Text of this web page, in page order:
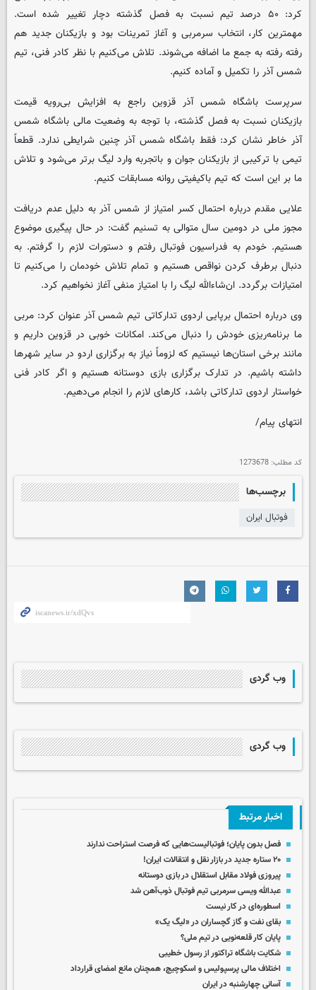
کرد: ۵۰ درصد تیم نسبت به فصل گذشته دچار تغییر شده است.
مهمترین کار، انتخاب سرمربی و آغاز تمرینات بود و بازیکنان جدید هم
رفته رفته به جمع ما اضافه می‌شوند. تلاش می‌کنیم با نظر کادر فنی، تیم
شمس آذر را تکمیل و آماده کنیم.
سرپرست باشگاه شمس آذر قزوین راجع به افزایش بی‌رویه قیمت
بازیکنان نسبت به فصل گذشته، با توجه به وضعیت مالی باشگاه شمس
آذر خاطر نشان کرد: فقط باشگاه شمس آذر چنین شرایطی ندارد. قطعاً
تیمی با ترکیبی از بازیکنان جوان و باتجربه وارد لیگ برتر می‌شود و تلاش
ما بر این است که تیم باکیفیتی روانه مسابقات کنیم.
علایی مقدم درباره احتمال کسر امتیاز از شمس آذر به دلیل عدم دریافت
مجوز ملی در دومین سال متوالی به تسنیم گفت: در حال پیگیری موضوع
هستیم. خودم به فدراسیون فوتبال رفتم و دستورات لازم را گرفتم. به
دنبال برطرف کردن نواقص هستیم و تمام تلاش خودمان را می‌کنیم تا
امتیازات برگردد. ان‌شاءالله لیگ را با امتیاز منفی آغاز نخواهیم کرد.
وی درباره احتمال برپایی اردوی تدارکاتی تیم شمس آذر عنوان کرد: مربی
ما برنامه‌ریزی خودش را دنبال می‌کند. امکانات خوبی در قزوین داریم و
مانند برخی استان‌ها نیستیم که لزوماً نیاز به برگزاری اردو در سایر شهرها
داشته باشیم. در تدارک برگزاری بازی دوستانه هستیم و اگر کادر فنی
خواستار اردوی تدارکاتی باشد، کارهای لازم را انجام می‌دهیم.
انتهای پیام/
کد مطلب: 1273678
برچسب‌ها
فوتبال ایران
وب گردی
وب گردی
اخبار مرتبط
فصل بدون پایان؛ فوتبالیست‌هایی که فرصت استراحت ندارند
۲۰ ستاره جدید در بازار نقل و انتقالات ایران!
پیروزی فولاد مقابل استقلال در بازی دوستانه
عبدالله ویسی سرمربی تیم فوتبال ذوب‌آهن شد
اسطوره‌ای در کار نیست
بقای نفت و گاز گچساران در «لیگ یک»
پایان کار قلعه‌نویی در تیم ملی؟
شکایت باشگاه تراکتور از رسول خطیبی
اختلاف مالی پرسپولیس و اسکوچیچ، همچنان مانع امضای قرارداد
آسانی چهارشنبه در ایران